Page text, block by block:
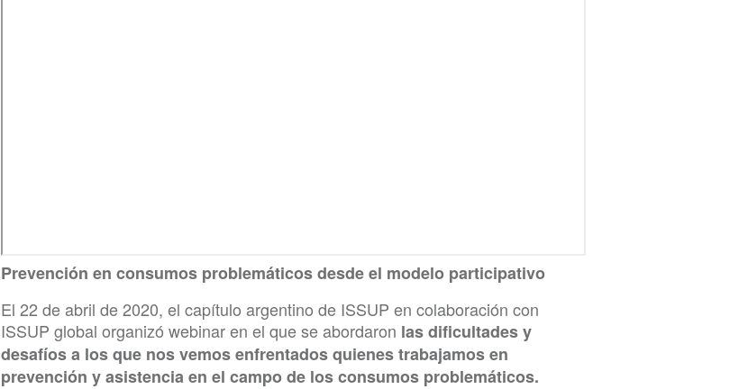
Prevención en consumos problemáticos desde el modelo participativo
El 22 de abril de 2020, el capítulo argentino de ISSUP en colaboración con
ISSUP global organizó webinar en el que se abordaron las dificultades y
desafíos a los que nos vemos enfrentados quienes trabajamos en
prevención y asistencia en el campo de los consumos problemáticos.